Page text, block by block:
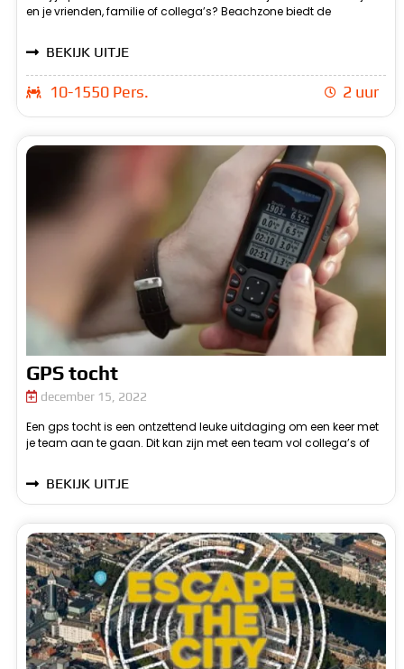
en je vrienden, familie of collega’s? Beachzone biedt de
beleven in Den Haag. Tijdens deze activiteit zul je samen met je
BEKIJK UITJE
10-1550 Pers. 2 uur
GPS tocht
december 15, 2022
Een gps tocht is een ontzettend leuke uitdaging om een keer met
je team aan te gaan. Dit kan zijn met een team vol collega’s of
juist met al je vrienden. De gps tocht kan voor ieder team op een
BEKIJK UITJE